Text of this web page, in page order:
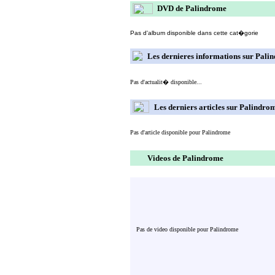
DVD de Palindrome
Pas d'album disponible dans cette cat�gorie
Les dernieres informations sur
Pas d'actualit� disponible...
Les derniers articles sur
Pas d'article disponible pour Palindrome
Videos de Palindrome
Pas de video disponible pour Palindrome